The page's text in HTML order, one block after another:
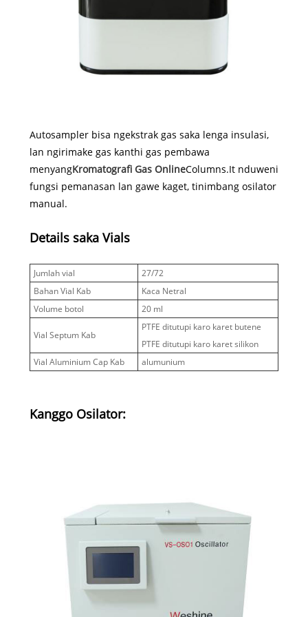
Autosampler bisa ngekstrak gas saka lenga insulasi,
lan ngirimake gas kanthi gas pembawa
menyangKromatografi Gas OnlineColumns.It nduweni
fungsi pemanasan lan gawe kaget, tinimbang osilator
manual.
Details saka Vials
Jumlah vial
27/72
Bahan Vial Kab
Kaca Netral
Volume botol
20 ml
Vial Septum Kab
PTFE ditutupi karo karet butene
PTFE ditutupi karo karet silikon
Vial Aluminium Cap Kab
alumunium
Kanggo Osilator: